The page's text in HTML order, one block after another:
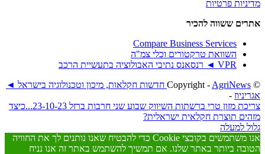
מדיניות פרטיות
אתרים ששווה להכיר
Compare Business Services
השוואת טרקטורים וכלי צמ"ה
VPR ◄ רנסאנס נתיבי האבולוציה בתעשיית הרכב
© ‫Copyright -
AgriNews חדשות חקלאות, מיכון וטכנולוגיה בישראל ◄
אגריניוז -
צריכת מזון טרי ברשתות השיווק שבוע שני חרבות ברזל 23-10-23...
כיצד
מזהים תוצרת חקלאית ישראלית?
גלול למעלה
אנו משתמשים בקובצי Cookie כדי להבטיח שאנו נותנים לך את החוויה
הטובה ביותר באתר שלנו. אם תמשיך להשתמש באתר זה אנו נניח